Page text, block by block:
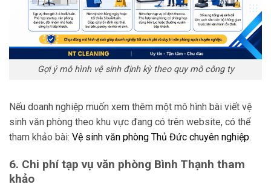
Gợi ý mô hình vệ sinh định kỳ theo quy mô công ty
Nếu doanh nghiệp muốn xem thêm một mô hình bài viết vệ
sinh văn phòng theo khu vực đang có trên website, có thể
tham khảo bài: Vệ sinh văn phòng Thủ Đức chuyên nghiệp.
6. Chi phí tạp vụ văn phòng Bình Thạnh tham
khảo